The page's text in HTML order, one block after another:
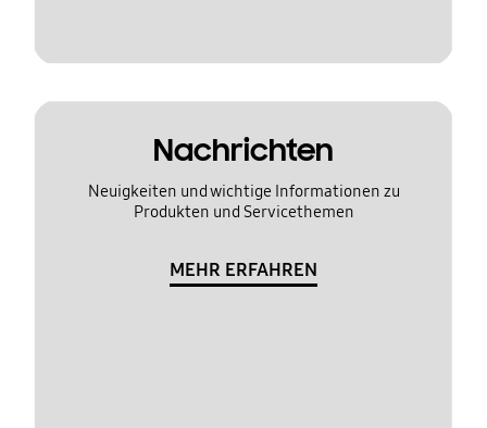
Nachrichten
Neuigkeiten und wichtige Informationen zu
Produkten und Servicethemen
MEHR ERFAHREN